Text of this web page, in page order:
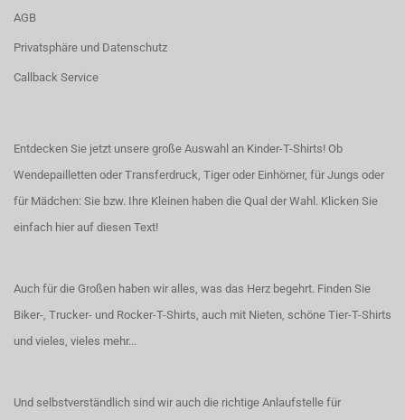
AGB
Privatsphäre und Datenschutz
Callback Service
Entdecken Sie jetzt unsere große Auswahl an Kinder-T-Shirts! Ob
Wendepailletten oder Transferdruck, Tiger oder Einhörner, für Jungs oder
für Mädchen: Sie bzw. Ihre Kleinen haben die Qual der Wahl. Klicken Sie
einfach hier auf diesen Text!
Auch für die Großen haben wir alles, was das Herz begehrt. Finden Sie
Biker-, Trucker- und Rocker-T-Shirts, auch mit Nieten, schöne Tier-T-Shirts
und vieles, vieles mehr...
Und selbstverständlich sind wir auch die richtige Anlaufstelle für